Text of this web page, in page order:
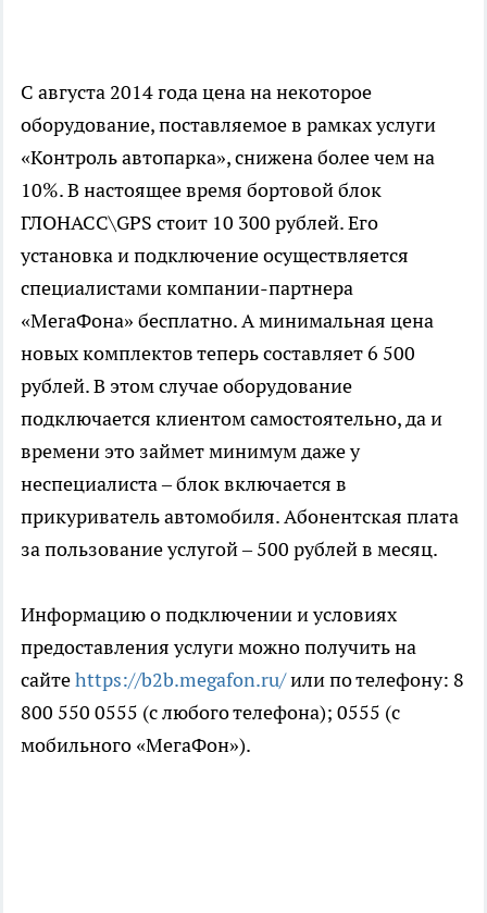
С августа 2014 года цена на некоторое
оборудование, поставляемое в рамках услуги
«Контроль автопарка», снижена более чем на
10%. В настоящее время бортовой блок
ГЛОНАСС\GPS стоит 10 300 рублей. Его
установка и подключение осуществляется
специалистами компании-партнера
«МегаФона» бесплатно. А минимальная цена
новых комплектов теперь составляет 6 500
рублей. В этом случае оборудование
подключается клиентом самостоятельно, да и
времени это займет минимум даже у
неспециалиста – блок включается в
прикуриватель автомобиля. Абонентская плата
за пользование услугой – 500 рублей в месяц.
Информацию о подключении и условиях
предоставления услуги можно получить на
сайтеhttps://b2b.megafon.ru/или по телефону: 8
800 550 0555 (с любого телефона); 0555 (с
мобильного «МегаФон»).